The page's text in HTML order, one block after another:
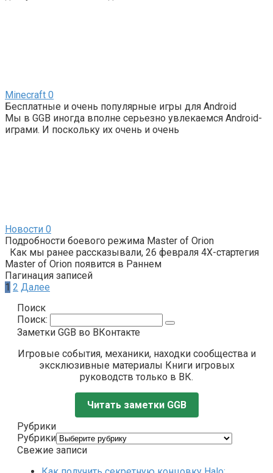
Minecraft 0
Бесплатные и очень популярные игры для Android
Мы в GGB иногда вполне серьезно увлекаемся Android-
играми. И поскольку их очень и очень
Новости 0
Подробности боевого режима Master of Orion
Как мы ранее рассказывали, 26 февраля 4Х-стартегия
Master of Orion появится в Раннем
Пагинация записей
1 2 Далее
Поиск
Поиск:
Заметки GGB во ВКонтакте
Игровые события, механики, находки сообщества и
эксклюзивные материалы Книги игровых
руководств только в ВК.
Читать заметки GGB
Рубрики
Рубрики
Свежие записи